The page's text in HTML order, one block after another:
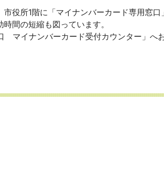
役所1階に「マイナンバーカード専用窓口
間の短縮も図っています。
マイナンバーカード受付カウンター」へ